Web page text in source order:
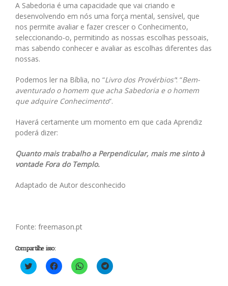
A Sabedoria é uma capacidade que vai criando e
desenvolvendo em nós uma força mental, sensível, que
nos permite avaliar e fazer crescer o Conhecimento,
seleccionando-o, permitindo as nossas escolhas pessoais,
mas sabendo conhecer e avaliar as escolhas diferentes das
nossas.
Podemos ler na Bíblia, no “Livro dos Provérbios”: “Bem-
aventurado o homem que acha Sabedoria e o homem
que adquire Conhecimento“.
Haverá certamente um momento em que cada Aprendiz
poderá dizer:
Quanto mais trabalho a Perpendicular, mais me sinto à
vontade Fora do Templo.
Adaptado de Autor desconhecido
Fonte: freemason.pt
Compartilhe isso:
Clique
para
Clique
para
Clique
para
Clique
para